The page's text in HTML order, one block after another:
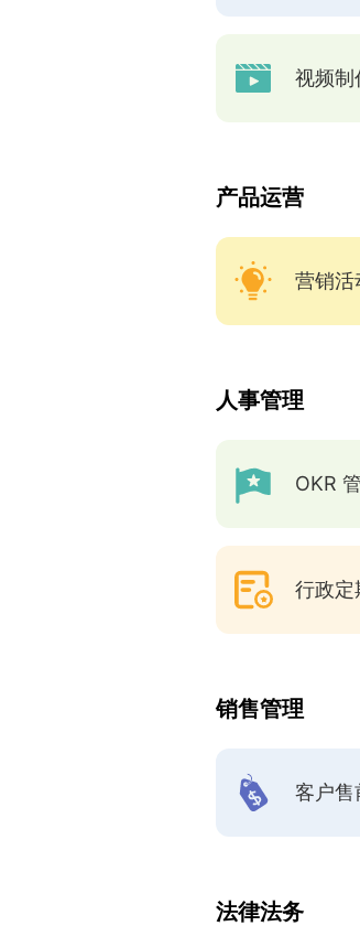
视频制
产品运营
营销活
人事管理
OKR
行政定
销售管理
客户售
法律法务